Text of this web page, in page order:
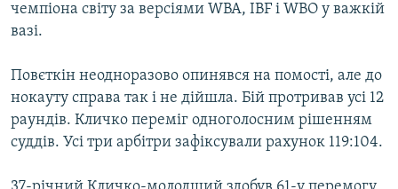
чемпіона світу за версіями WBA, IBF і WBO у важкій
вазі.
Повєткін неодноразово опинявся на помості, але до
нокауту справа так і не дійшла. Бій протривав усі 12
раундів. Кличко переміг одноголосним рішенням
суддів. Усі три арбітри зафіксували рахунок 119:104.